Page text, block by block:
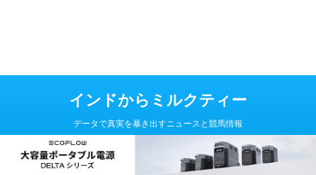
インドからミルクティー
データで真実を暴き出すニュースと競馬情報
Copyright© インドからミルクティー , 2026 All Rights Reserved Powered
AFFINGER5